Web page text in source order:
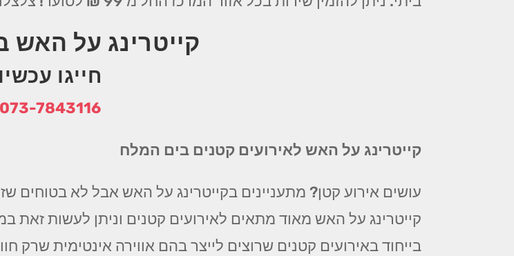
קייטרינג על האש
חייגו עכשיו
073-7843116
קייטרינג על האש לאירועים קטנים בים המלח
עושים אירוע קטן? מתעניינים בקייטרינג על האש אבל לא בטוחים
קייטרינג על האש מאוד מתאים לאירועים קטנים וניתן לעשות זאת
בייחוד באירועים קטנים שרוצים לייצר בהם אווירה אינטימית שרק